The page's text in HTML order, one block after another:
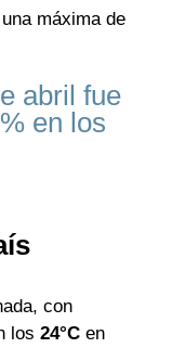
máxima de
abril fue
en los
con
los 24°C en